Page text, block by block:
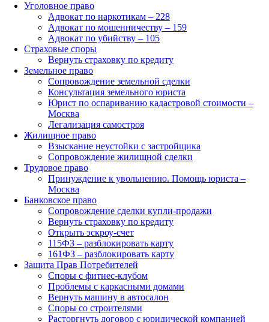
Уголовное право
Адвокат по наркотикам – 228
Адвокат по мошенничеству – 159
Адвокат по убийству – 105
Страховые споры
Вернуть страховку по кредиту
Земельное право
Сопровождение земельной сделки
Консультация земельного юриста
Юрист по оспариванию кадастровой стоимости –
Москва
Легализация самостроя
Жилищное право
Взыскание неустойки с застройщика
Сопровождение жилищной сделки
Трудовое право
Принуждение к увольнению. Помощь юриста –
Москва
Банковское право
Сопровождение сделки купли-продажи
Вернуть страховку по кредиту
Открыть эскроу-счет
115ФЗ – разблокировать карту
161ФЗ – разблокировать карту
Защита Прав Потребителей
Споры с фитнес-клубом
Проблемы с каркасными домами
Вернуть машину в автосалон
Споры со строителями
Расторгнуть договор с юридической компанией